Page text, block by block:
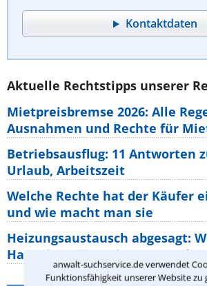
anwalt-suchservice.de verwendet
Funktionsfähigkeit unserer Website zu
Kontaktdaten
Aktuelle Rechtstipps unserer
Mietpreisbremse 2026: Alle
Ausnahmen und Rechte für
Betriebsausflug: 11 Antworten
Urlaub, Arbeitszeit
Welche Rechte hat der Käufer
und wie macht man sie
Heizungsaustausch abgesagt:
Hauseigentümer jetzt zum